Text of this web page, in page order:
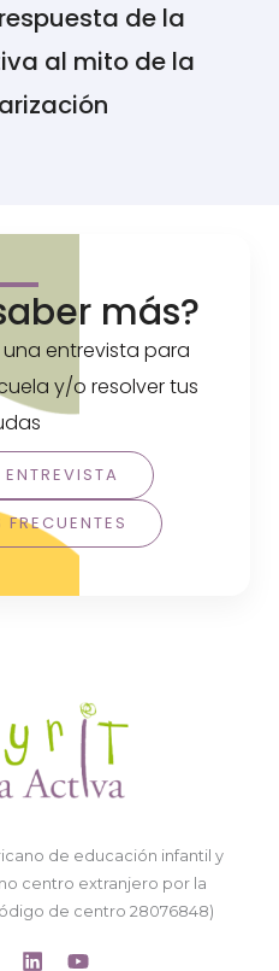
de la
al mito de la
más?
entrevista para
y/o resolver tus
de educación infantil y
centro extranjero por la
de centro 28076848)